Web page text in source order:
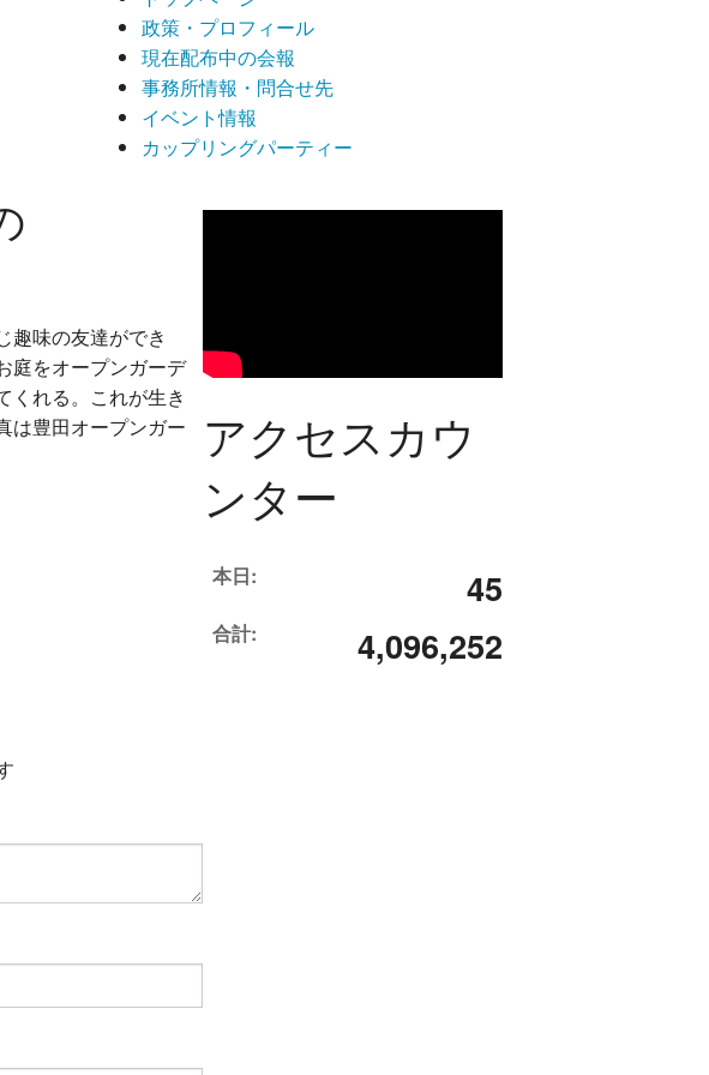
政策・プロフィール
現在配布中の会報
事務所情報・問合せ先
イベント情報
カップリングパーティー
趣味の友達ができ
庭をオープンガーデ
くれる。これが生き
は豊田オープンガー
アクセスカウ
ンター
本日: 45
合計: 4,096,252